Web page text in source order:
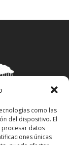
como las
del dispositivo. El
procesar datos
únicas
Política